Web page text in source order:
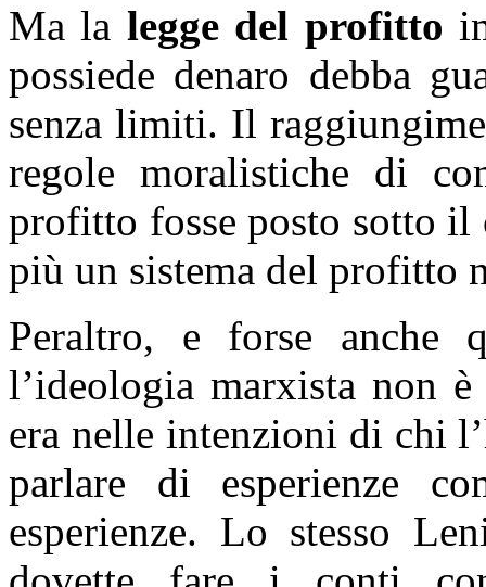
Ma la legge del profitto
possiede denaro debba
senza limiti. Il
regole moralistiche di
profitto fosse posto sotto il
più un sistema del profitto
Peraltro, e forse anche
l’ideologia marxista non
era nelle intenzioni di chi
parlare di esperienze
esperienze. Lo stesso